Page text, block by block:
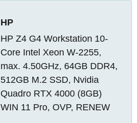
HP
HP Z4 G4 Workstation 10-
Core Intel Xeon W-2255,
max. 4.50GHz, 64GB DDR4,
512GB M.2 SSD, Nvidia
Quadro RTX 4000 (8GB)
WIN 11 Pro, OVP, RENEW